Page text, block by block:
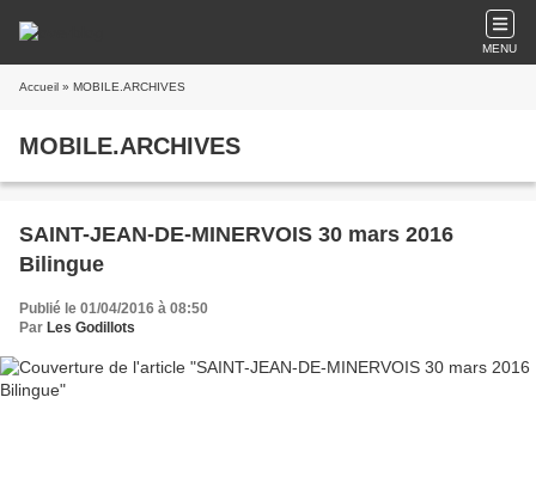
MENU
Accueil » MOBILE.ARCHIVES
MOBILE.ARCHIVES
SAINT-JEAN-DE-MINERVOIS 30 mars 2016
Bilingue
Publié le 01/04/2016 à 08:50
Par Les Godillots